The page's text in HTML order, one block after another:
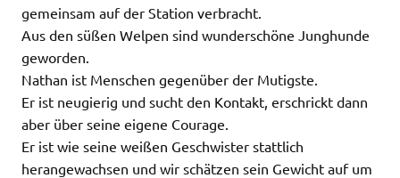
gemeinsam auf der Station verbracht.
Aus den süßen Welpen sind wunderschöne Junghunde
geworden.
Nathan ist Menschen gegenüber der Mutigste.
Er ist neugierig und sucht den Kontakt, erschrickt dann
aber über seine eigene Courage.
Er ist wie seine weißen Geschwister stattlich
herangewachsen und wir schätzen sein Gewicht auf um